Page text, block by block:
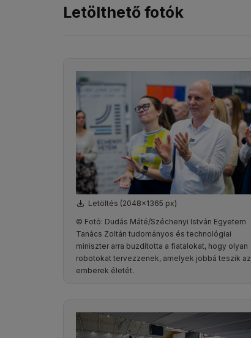
Letölthető fotók
Letöltés (2048x1365 px)
© Fotó: Dudás Máté/Széchenyi István Egyetem
Tanács Zoltán tudományos és technológiai
miniszter arra buzdította a fiatalokat, hogy olyan
robotokat tervezzenek, amelyek jobbá teszik az
emberek életét.